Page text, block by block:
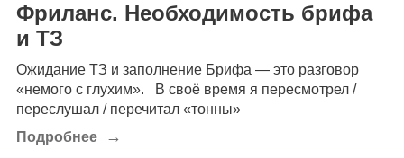
Фриланс. Необходимость брифа
и ТЗ
Ожидание ТЗ и заполнение Брифа — это разговор
«немого с глухим». В своё время я пересмотрел /
переслушал / перечитал «тонны»
Подробнее
→